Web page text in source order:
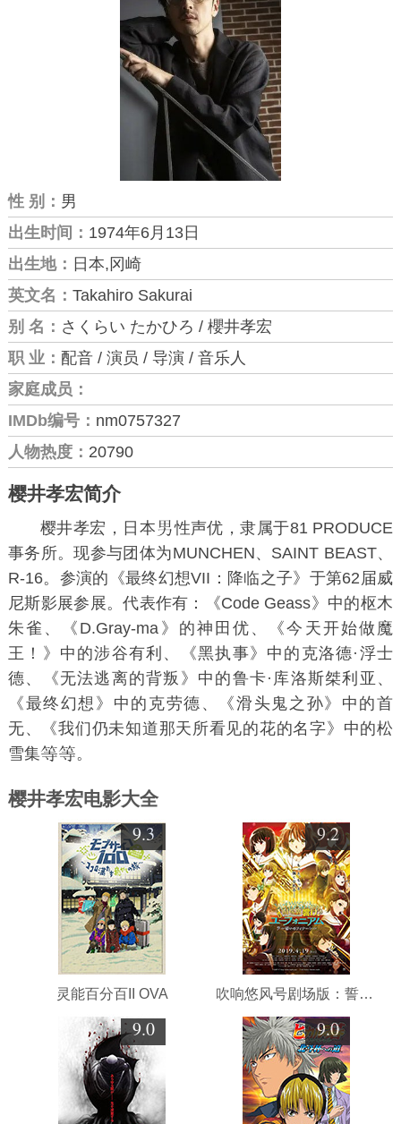
性 别： 男
出生时间： 1974年6月13日
出生地： 日本,冈崎
英文名： Takahiro Sakurai
别 名： さくらい たかひろ / 櫻井孝宏
职 业： 配音 / 演员 / 导演 / 音乐人
家庭成员：
IMDb编号： nm0757327
人物热度： 20790
樱井孝宏简介
樱井孝宏，日本
性声优，隶属于81 PRODUCE
事务所。现参与团体为MUNCHEN、SAINT BEAST、
R-16。参演的《最终幻想VII：降临之子》于第62届威
尼斯影展参展。代表作有：《Code Geass》中的枢木
朱雀、《D.Gray-ma》的神田优、《今天开始做魔
王！》中的涉谷有利、《黑执事》中的克洛德·浮士
德、《无法逃离的背叛》中的鲁卡·库洛斯桀利亚、
《最终幻想》中的克劳德、《滑头鬼之孙》中的首
无、《我们仍未知道那天所看见的花的名字》中的松
雪集
。
樱井孝宏电影大全
9.3
灵能百分百II OVA
9.2
吹响悠风号剧场版：誓言的终章
9.0 9.0